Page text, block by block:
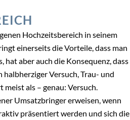
Hochzeitsbereich in seinem
einerseits die Vorteile, dass man
aber auch die Konsequenz, dass
Versuch, Trau- und
als – genau: Versuch.
Umsatzbringer erweisen, wenn
präsentiert werden und sich die